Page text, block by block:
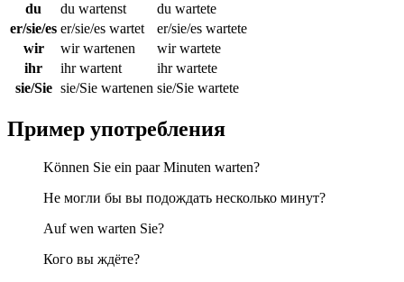
du
du wartenst
du wartete
er/sie/es er/sie/es wartet
er/sie/es wartete
wir
wir wartenen
wir wartete
ihr
ihr wartent
ihr wartete
sie/Sie sie/Sie wartenen sie/Sie wartete
Пример употребления
Können Sie ein paar Minuten warten?
Не могли бы вы подождать несколько минут?
Auf wen warten Sie?
Кого вы ждёте?